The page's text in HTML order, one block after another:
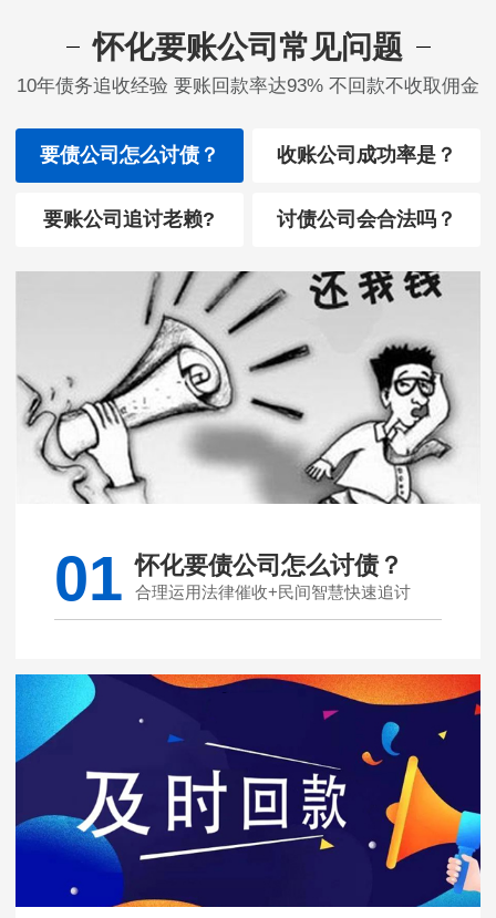
怀化要账公司常见问题
10年债务追收经验 要账回款率达93% 不回款不收取佣金
要债公司怎么讨债？ 收账公司成功率是？
要账公司追讨老赖? 讨债公司会合法吗？
01 怀化要债公司怎么讨债？
合理运用法律催收+民间智慧快速追讨